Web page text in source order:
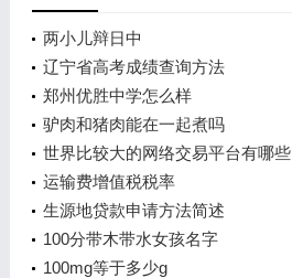
两小儿辩日中
辽宁省高考成绩查询方法
郑州优胜中学怎么样
驴肉和猪肉能在一起煮吗
世界比较大的网络交易平台有哪些
运输费增值税税率
生源地贷款申请方法简述
100分带木带水女孩名字
100mg等于多少g